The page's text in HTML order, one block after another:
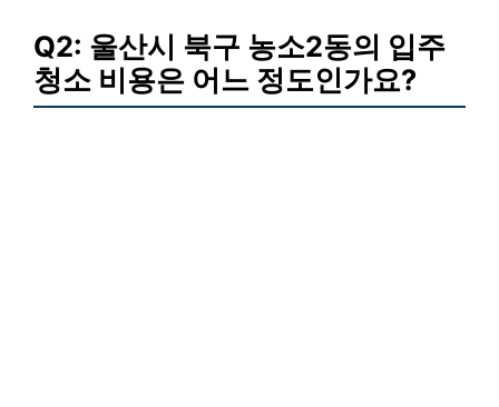
Q2: 울산시 북구 농소2동의 입주
청소 비용은 어느 정도인가요?